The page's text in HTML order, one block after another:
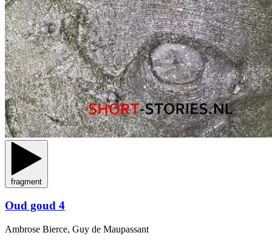
fragment
Oud goud 4
Ambrose Bierce, Guy de Maupassant